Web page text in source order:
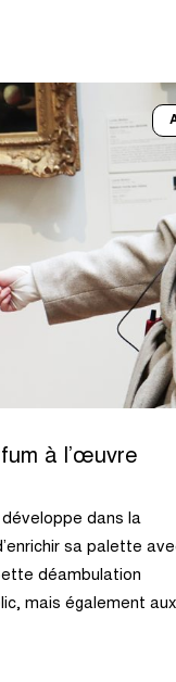
à l’œuvre
dans la
sa palette
déambulation
mais également aux